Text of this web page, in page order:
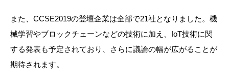
また、CCSE2019の登壇企業は全部で21社となりました。機
械学習やブロックチェーンなどの技術に加え、IoT技術に関
する発表も予定されており、さらに議論の幅が広がることが
期待されます。